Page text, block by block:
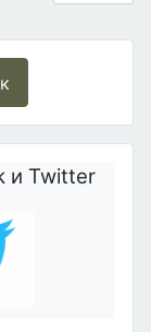
и Twitter